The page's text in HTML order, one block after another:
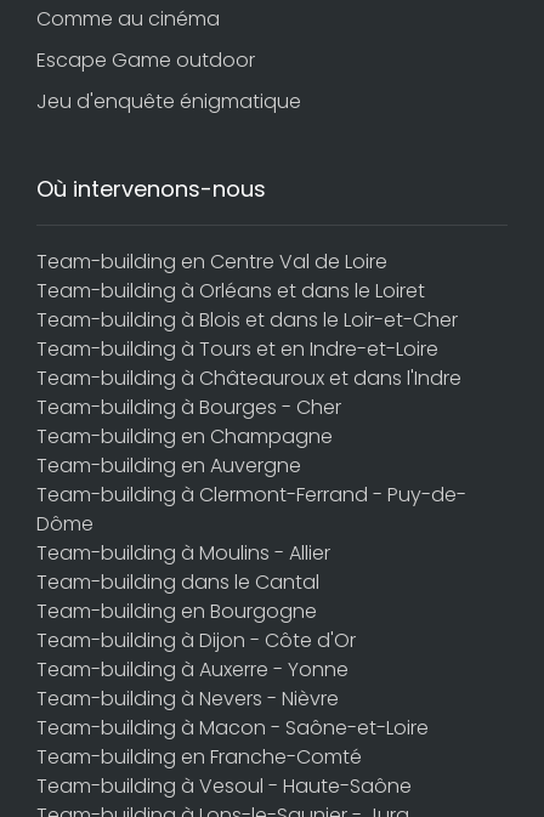
Comme au cinéma
Escape Game outdoor
Jeu d'enquête énigmatique
Où intervenons-nous
Team-building en Centre Val de Loire
Team-building à Orléans et dans le Loiret
Team-building à Blois et dans le Loir-et-Cher
Team-building à Tours et en Indre-et-Loire
Team-building à Châteauroux et dans l'Indre
Team-building à Bourges - Cher
Team-building en Champagne
Team-building en Auvergne
Team-building à Clermont-Ferrand - Puy-de-
Dôme
Team-building à Moulins - Allier
Team-building dans le Cantal
Team-building en Bourgogne
Team-building à Dijon - Côte d'Or
Team-building à Auxerre - Yonne
Team-building à Nevers - Nièvre
Team-building à Macon - Saône-et-Loire
Team-building en Franche-Comté
Team-building à Vesoul - Haute-Saône